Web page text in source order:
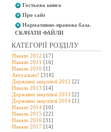
Гостьова книга
Про сайт
Нормативно-правова база.
СКАЧАТИ ФАЙЛИ
КАТЕГОРІЇ РОЗДІЛУ
Накази 2012 [17]
Накази 2011 [16]
Накази 2010 [1]
Актуально! [318]
Державні закупівлі 2012 [2]
Накази 2013 [14]
Державні закупівлі 2013 [2]
Державні закупівлі 2014 [1]
Накази 2014 [10]
Накази 2015 [22]
Накази 2016 [31]
Накази 2017 [14]